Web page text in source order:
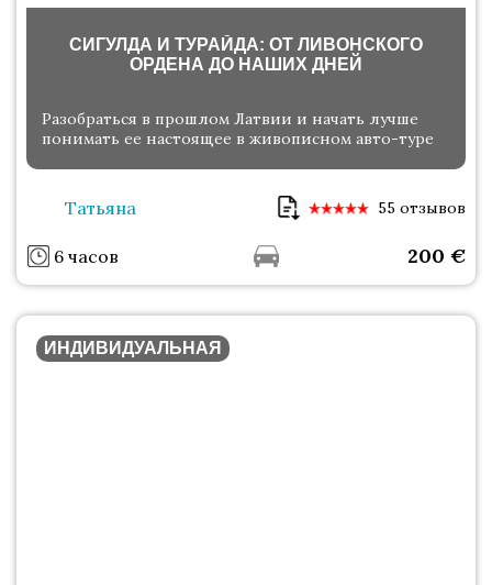
СИГУЛДА И ТУРАЙДА: ОТ ЛИВОНСКОГО
ОРДЕНА ДО НАШИХ ДНЕЙ
Разобраться в прошлом Латвии и начать лучше
понимать ее настоящее в живописном авто-туре
Татьяна 55 отзывов
6 часов 200 €
ИНДИВИДУАЛЬНАЯ